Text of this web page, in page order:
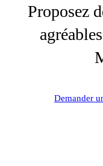
Proposez
Demander